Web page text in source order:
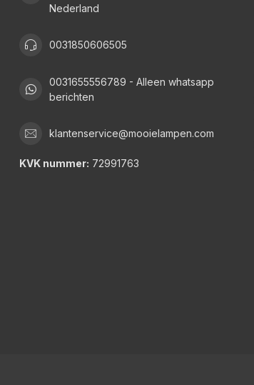
Nederland
0031850606505
0031655556789 - Alleen whatsapp
berichten
klantenservice@mooielampen.com
KVK nummer: 72991763